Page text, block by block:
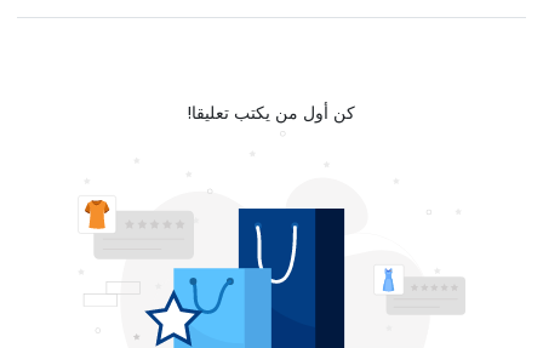
كن أول من يكتب تعليقا!